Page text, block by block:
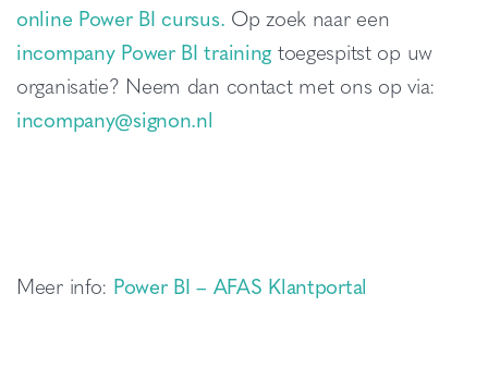
online Power BI cursus. Op zoek naar een
incompany Power BI training toegespitst op uw
organisatie? Neem dan contact met ons op via:
incompany@signon.nl
Meer info: Power BI – AFAS Klantportal